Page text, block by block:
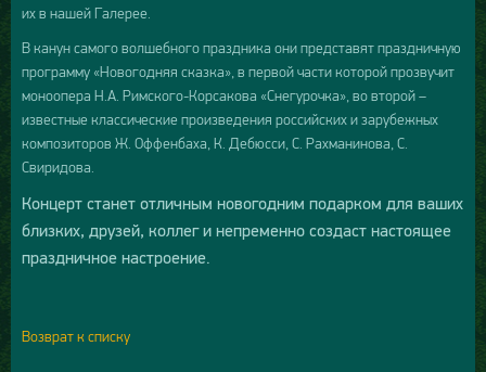
их в нашей Галерее.
В канун самого волшебного праздника они представят праздничную
программу «Новогодняя сказка», в первой части которой прозвучит
моноопера Н.А. Римского-Корсакова «Снегурочка», во второй –
известные классические произведения российских и зарубежных
композиторов Ж. Оффенбаха, К. Дебюсси, С. Рахманинова, С.
Свиридова.
Концерт станет отличным новогодним подарком для ваших
близких, друзей, коллег и непременно создаст настоящее
праздничное настроение.
Возврат к списку